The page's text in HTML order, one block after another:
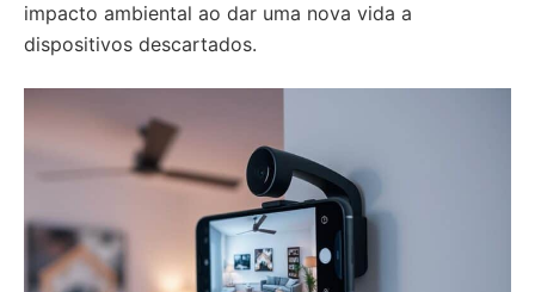
impacto ambiental ao dar uma nova vida a
dispositivos descartados.